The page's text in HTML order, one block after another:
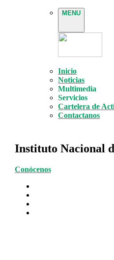
MENU
Inicio
Noticias
Multimedia
Servicios
Cartelera de
Contactanos
Instituto Nacional
Conócenos